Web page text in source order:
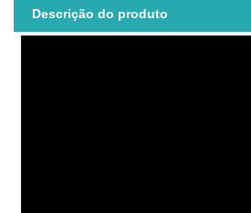
Descrição do produto